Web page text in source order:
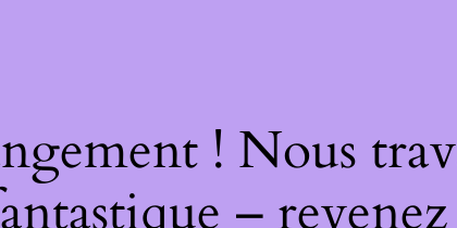
! Nous
–